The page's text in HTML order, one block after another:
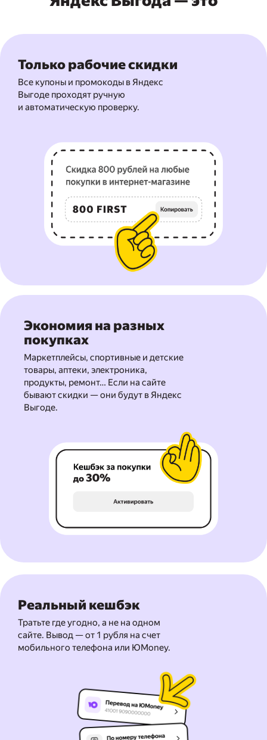
Только рабочие скидки
Все купоны и промокоды в Яндекс
Выгоде проходят ручную
и автоматическую проверку.
Экономия на разных
покупках
Маркетплейсы, спортивные и детские
товары, аптеки, электроника,
продукты, ремонт… Если на сайте
бывают скидки — они будут в Яндекс
Выгоде.
Реальный кешбэк
Тратьте где угодно, а не на одном
сайте. Вывод — от 1 рубля на счет
мобильного телефона или ЮMoney.